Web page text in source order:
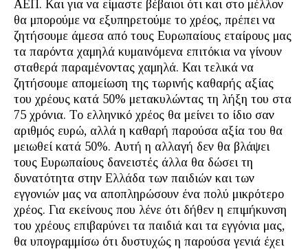
ΑΕΠ. Και για να είμαστε βέβαιοι ότι και στο μέλλον
θα μπορούμε να εξυπηρετούμε το χρέος, πρέπει να
ζητήσουμε άμεσα από τους Ευρωπαίους εταίρους μας
τα παρόντα χαμηλά κυμαινόμενα επιτόκια να γίνουν
σταθερά παραμένοντας χαμηλά. Και τελικά να
ζητήσουμε απομείωση της τωρινής καθαρής αξίας
του χρέους κατά 50% μετακυλώντας τη λήξη του στα
75 χρόνια. Το ελληνικό χρέος θα μείνει το ίδιο σαν
αριθμός ευρώ, αλλά η καθαρή παρούσα αξία του θα
μειωθεί κατά 50%. Αυτή η αλλαγή δεν θα βλάψει
τους Ευρωπαίους δανειστές άλλα θα δώσει τη
δυνατότητα στην Ελλάδα των παιδιών και των
εγγονιών μας να αποπληρώσουν ένα πολύ μικρότερο
χρέος. Για εκείνους που λένε ότι δήθεν η επιμήκυνση
του χρέους επιβαρύνει τα παιδιά και τα εγγόνια μας,
θα υπογραμμίσω ότι δυστυχώς η παρούσα γενιά έχει